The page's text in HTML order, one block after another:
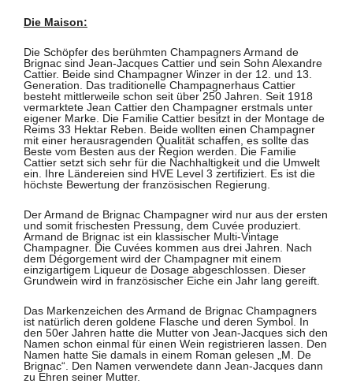
Die Maison:
Die Schöpfer des berühmten Champagners Armand de
Brignac sind Jean-Jacques Cattier und sein Sohn Alexandre
Cattier. Beide sind Champagner Winzer in der 12. und 13.
Generation. Das traditionelle Champagnerhaus Cattier
besteht mittlerweile schon seit über 250 Jahren. Seit 1918
vermarktete Jean Cattier den Champagner erstmals unter
eigener Marke. Die Familie Cattier besitzt in der Montage de
Reims 33 Hektar Reben. Beide wollten einen Champagner
mit einer herausragenden Qualität schaffen, es sollte das
Beste vom Besten aus der Region werden. Die Familie
Cattier setzt sich sehr für die Nachhaltigkeit und die Umwelt
ein. Ihre Ländereien sind HVE Level 3 zertifiziert. Es ist die
höchste Bewertung der französischen Regierung.
Der Armand de Brignac Champagner wird nur aus der ersten
und somit frischesten Pressung, dem Cuvée produziert.
Armand de Brignac ist ein klassischer Multi-Vintage
Champagner. Die Cuvées kommen aus drei Jahren. Nach
dem Dégorgement wird der Champagner mit einem
einzigartigem Liqueur de Dosage abgeschlossen. Dieser
Grundwein wird in französischer Eiche ein Jahr lang gereift.
Das Markenzeichen des Armand de Brignac Champagners
ist natürlich deren goldene Flasche und deren Symbol. In
den 50er Jahren hatte die Mutter von Jean-Jacques sich den
Namen schon einmal für einen Wein registrieren lassen. Den
Namen hatte Sie damals in einem Roman gelesen „M. De
Brignac“. Den Namen verwendete dann Jean-Jacques dann
zu Ehren seiner Mutter.